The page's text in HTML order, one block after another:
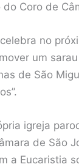
Coro de
no
um
de São
igreja
de São
a Eucaristia